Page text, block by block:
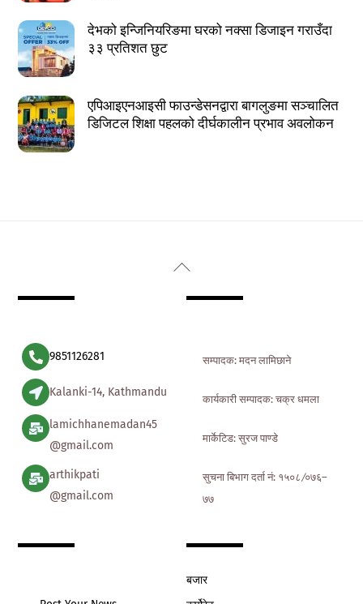
देभको इन्जिनियरिङमा घरको नक्सा डिजाइन गराउँदा
३३ प्रतिशत छुट
एपिआइएनआइसी फाउन्डेसनद्वारा बागलुङमा सञ्चालित
डिजिटल शिक्षा पहलको दीर्घकालीन प्रभाव अवलोकन
Back
9851126281
Kalanki-14, Kathmandu
lamichhanemadan45
@gmail.com
arthikpati
@gmail.com
सम्पादक: मदन लामिछाने
कार्यकारी सम्पादक: चक्र धमला
मार्केटिड: सुरज पाण्डे
सुचना बिभाग दर्ता नं: १५०८ ∕०७६–
७७
बजार